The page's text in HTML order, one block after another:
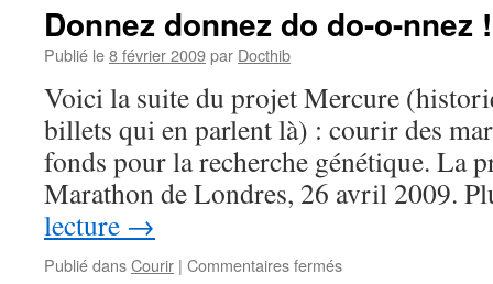
Donnez donnez do do-o-nnez
Publié le8 février 2009par Docthib
Voici la suite du projet Mercure
billets qui en parlent là) : courir des
fonds pour la recherche génétique. La
Marathon de Londres, 26 avril 2009.
lecture →
Publié dansCourir | Commentaires ferméssur